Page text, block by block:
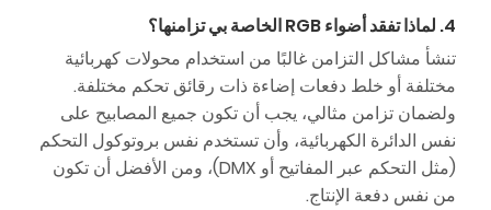
4. لماذا تفقد أضواء RGB الخاصة بي تزامنها؟
تنشأ مشاكل التزامن غالبًا من استخدام محولات كهربائية
مختلفة أو خلط دفعات إضاءة ذات رقائق تحكم مختلفة.
ولضمان تزامن مثالي، يجب أن تكون جميع المصابيح على
نفس الدائرة الكهربائية، وأن تستخدم نفس بروتوكول التحكم
(مثل التحكم عبر المفاتيح أو DMX)، ومن الأفضل أن تكون
من نفس دفعة الإنتاج.